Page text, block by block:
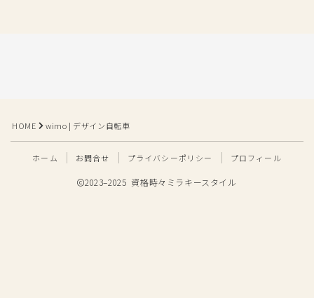
HOME wimo | デザイン自転車
ホーム お問合せ プライバシーポリシー プロフィール
2023–2025 資格時々ミラキースタイル